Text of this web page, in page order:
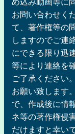
お問い合わせく
て、著作権等の
しますのでご連
にできる限り迅
等により連絡を
ご了承ください
お願い致します
で、作成後に情
ネ等の著作権侵
だけますと幸い